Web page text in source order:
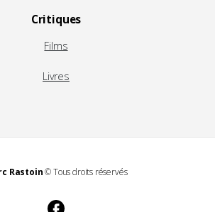
Critiques
Films
Livres
Rastoin© Tous droits réservés